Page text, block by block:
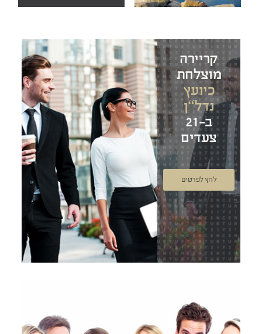
קריירה
מוצלחת
כיועץ
נדל“ן
ב-21
צעדים
לחץ לפרטים